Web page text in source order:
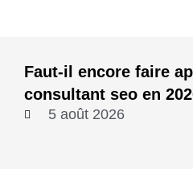
Faut-il encore faire
consultant seo en
5 août 2026